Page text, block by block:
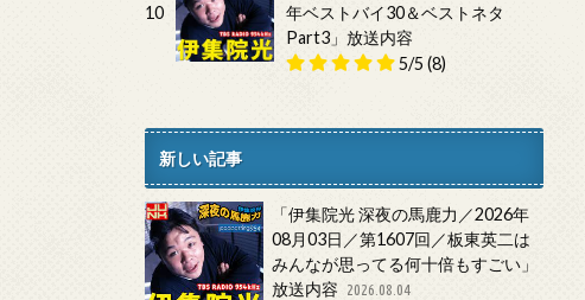
10
年ベストバイ30＆ベストネタ
Part3」放送内容
5/5 (8)
新しい記事
「伊集院光 深夜の馬鹿力／2026年
08月03日／第1607回／板東英二は
みんなが思ってる何十倍もすごい」
放送内容
2026.08.04